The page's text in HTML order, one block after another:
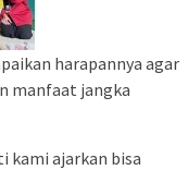
harapannya agar
manfaat jangka
kami ajarkan bisa